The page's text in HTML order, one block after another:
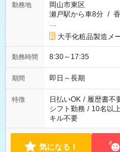
勤務地
岡山市東区
瀬戸駅から車8分 /
…
大手化粧品製造メ
勤務時間 8:30～17:35
期間 即日～長期
特徴 日払いOK / 履歴書不
シフト勤務 / 10名以
キル不要
気になる！